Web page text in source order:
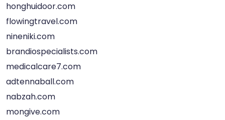
honghuidoor.com
flowingtravel.com
nineniki.com
brandiospecialists.com
medicalcare7.com
adtennaball.com
nabzah.com
mongive.com